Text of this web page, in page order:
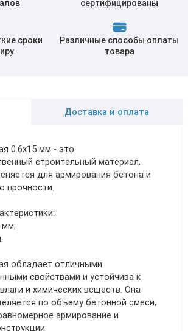
сертифицированы
сроки
Различные способы оплаты
товара
Доставка и оплата
0.6х15 мм - это
строительный материал,
для армирования бетона и
прочности.
мм;
обладает отличными
свойствами и устойчива к
и химических веществ. Она
по объему бетонной смеси,
армирование и